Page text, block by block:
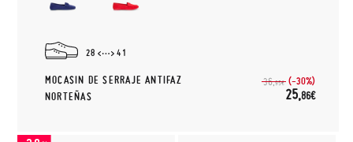
28 41
MOCASIN DE SERRAJE ANTIFAZ
NORTEÑAS
36,95€ (-30%)
25,86€